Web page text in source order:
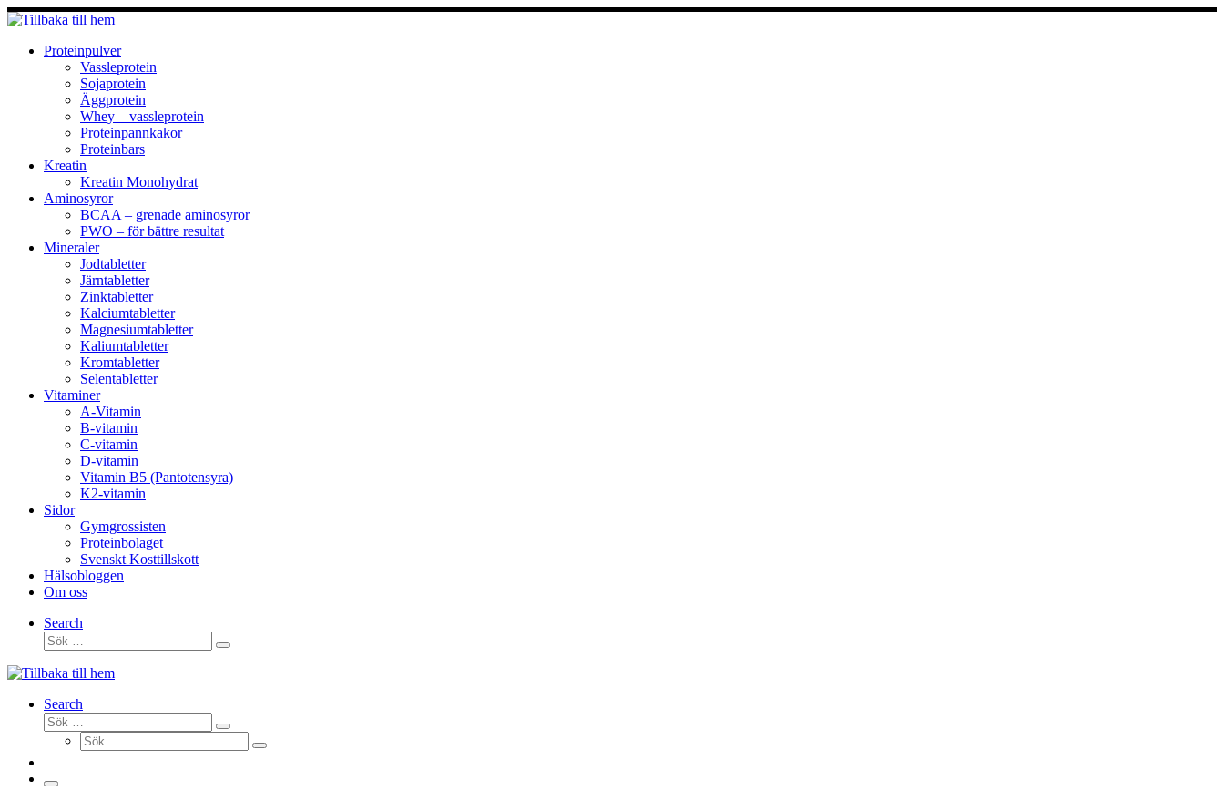
Hoppa
till
innehållProteinpulver
Vassleprotein
Sojaprotein
Äggprotein
Whey – vassleprotein
Proteinpannkakor
Proteinbars
Kreatin
Kreatin Monohydrat
Aminosyror
BCAA – grenade aminosyror
PWO – för bättre resultat
Mineraler
Jodtabletter
Järntabletter
Zinktabletter
Kalciumtabletter
Magnesiumtabletter
Kaliumtabletter
Kromtabletter
Selentabletter
Vitaminer
A-Vitamin
B-vitamin
C-vitamin
D-vitamin
Vitamin B5 (Pantotensyra)
K2-vitamin
Sidor
Gymgrossisten
Proteinbolaget
Svenskt Kosttillskott
Hälsobloggen
Om oss
Search
Sök
Sök
Search
Sök
Sök
Sök
Sök
Meny